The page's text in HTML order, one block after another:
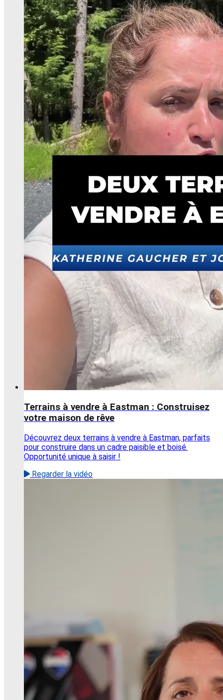
Terrains à vendre à Eastman : Construisez
votre maison de rêve
Découvrez deux terrains à vendre à Eastman, parfaits
pour construire dans un cadre paisible et boisé.
Opportunité unique à saisir !
Regarder la vidéo